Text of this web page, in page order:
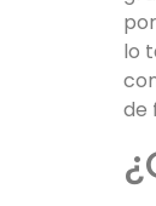
lo
de